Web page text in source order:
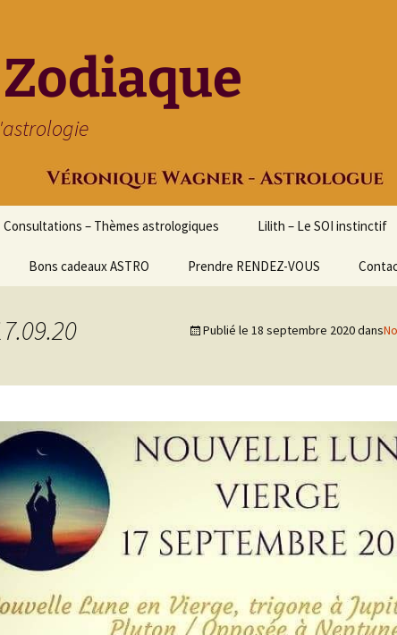
Consultations – Thèmes astrologiques Lilith – Le SOI instinctif
Bons cadeaux ASTRO Prendre RENDEZ-VOUS
Publié le 18 septembre 2020dans